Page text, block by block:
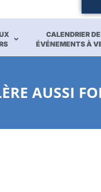
CALENDRIER
ÉVÉNEMENTS À
AUSSI